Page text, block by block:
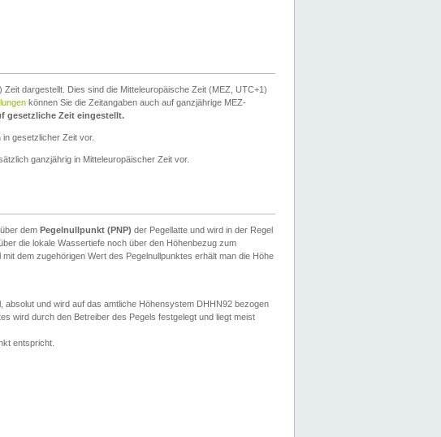
dargestellt. Dies sind die Mitteleuropäische Zeit (MEZ, UTC+1)
können Sie die Zeitangaben auch auf ganzjährige MEZ-
gesetzliche Zeit eingestellt.
gesetzlicher Zeit vor.
ganzjährig in Mitteleuropäischer Zeit vor.
dem Pegelnullpunkt (PNP) der Pegellatte und wird in der Regel
die lokale Wassertiefe noch über den Höhenbezug zum
dem zugehörigen Wert des Pegelnullpunktes erhält man die Höhe
und wird auf das amtliche Höhensystem DHHN92 bezogen
wird durch den Betreiber des Pegels festgelegt und liegt meist
entspricht.